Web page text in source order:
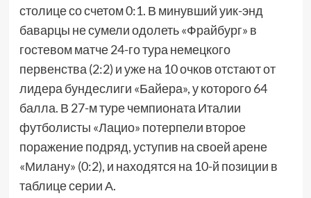
столице со счетом 0:1. В минувший уик-энд
баварцы не сумели одолеть «Фрайбург» в
гостевом матче 24-го тура немецкого
первенства (2:2) и уже на 10 очков отстают от
лидера бундеслиги «Байера», у которого 64
балла. В 27-м туре чемпионата Италии
футболисты «Лацио» потерпели второе
поражение подряд, уступив на своей арене
«Милану» (0:2), и находятся на 10-й позиции в
таблице серии А.